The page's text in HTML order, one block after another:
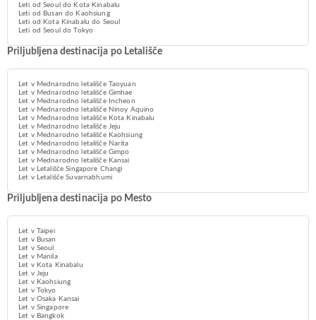
Leti od Seoul do Kota Kinabalu
Leti od Busan do Kaohsiung
Leti od Kota Kinabalu do Seoul
Leti od Seoul do Tokyo
Priljubljena destinacija po Letališče
Let v Mednarodno letališče Taoyuan
Let v Mednarodno letališče Gimhae
Let v Mednarodno letališče Incheon
Let v Mednarodno letališče Ninoy Aquino
Let v Mednarodno letališče Kota Kinabalu
Let v Mednarodno letališče Jeju
Let v Mednarodno letališče Kaohsiung
Let v Mednarodno letališče Narita
Let v Mednarodno letališče Gimpo
Let v Mednarodno letališče Kansai
Let v Letališče Singapore Changi
Let v Letališče Suvarnabhumi
Priljubljena destinacija po Mesto
Let v Taipei
Let v Busan
Let v Seoul
Let v Manila
Let v Kota Kinabalu
Let v Jeju
Let v Kaohsiung
Let v Tokyo
Let v Osaka Kansai
Let v Singapore
Let v Bangkok